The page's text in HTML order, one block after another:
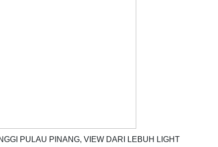
PULAU PINANG, VIEW DARI LEBUH LIGHT